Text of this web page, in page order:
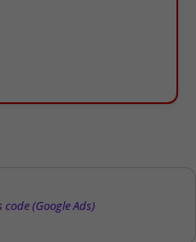
code (Google Ads)